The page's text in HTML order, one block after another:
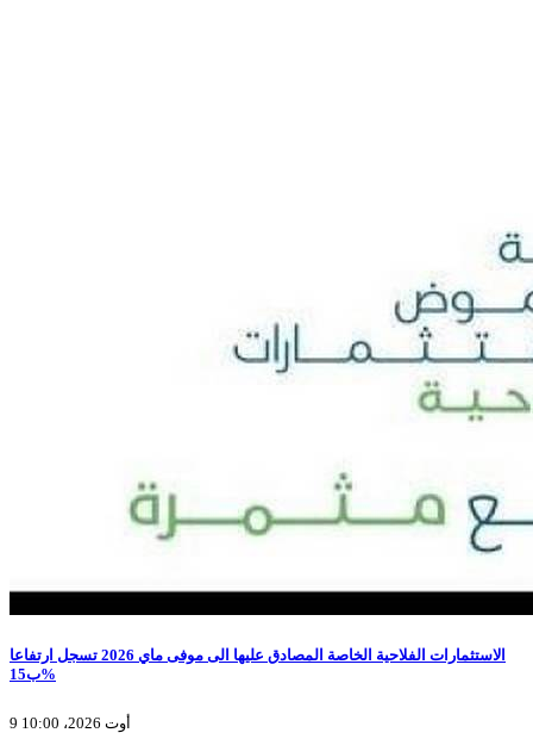
الاستثمارات الفلاحية الخاصة المصادق عليها الى موفى ماي 2026 تسجل ارتفاعا
ب15%
9 أوت 2026، 10:00